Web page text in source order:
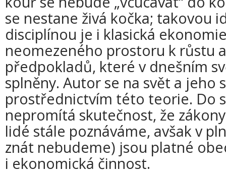
se nestane živá kočka; takovou
disciplínou je i klasická
neomezeného prostoru k růstu
předpokladů, které v dnešním
splněny. Autor se na svět a jeho
prostřednictvím této teorie. Do
nepromítá skutečnost, že
lidé stále poznáváme, avšak v
znát nebudeme) jsou platné
i ekonomická činnost.